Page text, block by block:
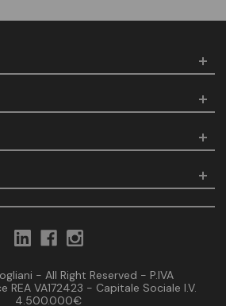
- All Right Reserved - P.IVA
REA VA172423 - Capitale Sociale I.V.
4.500.000€